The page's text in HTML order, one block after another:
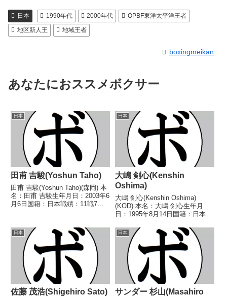
日本 1990年代 2000年代
OPBF東洋太平洋王者
地区新人王
地域王者
boxingmeikan
あなたにおススメボクサー
日本
田甫 吉駿(Yoshun Taho)
田甫 吉駿(Yoshun Taho)(森岡) 本
名：田甫 吉駿生年月日：2003年6
月6日国籍：日本戦績：11戦7勝
人王 【戦歴】2021/12/19 ○4R
判定 3-0...
日本
大嶋 剣心(Kenshin
Oshima)
大嶋 剣心(Kenshin Oshima)
(KOD) 本名：大嶋 剣心生年月
日：1995年8月14日国籍：日本戦
タイトル】2016年度B級トーナメ
ントバンタム級優勝 【戦歴】
■2016年度B級トーナメ...
日本
佐藤 茂浩(Shigehiro Sato)
日本
サンダー 杉山(Masahiro